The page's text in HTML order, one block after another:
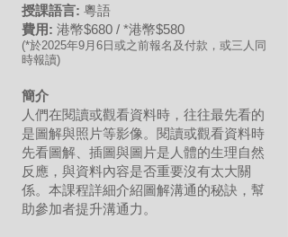
授課語言: 粵語
費用: 港幣$680 / *港幣$580
(*於2025年9月6日或之前報名及付款，或三人同
時報讀)
簡介
人們在閱讀或觀看資料時，往往最先看的
是圖解與照片等影像。閱讀或觀看資料時
先看圖解、插圖與圖片是人體的生理自然
反應，與資料內容是否重要沒有太大關
係。本課程詳細介紹圖解溝通的秘訣，幫
助參加者提升溝通力。